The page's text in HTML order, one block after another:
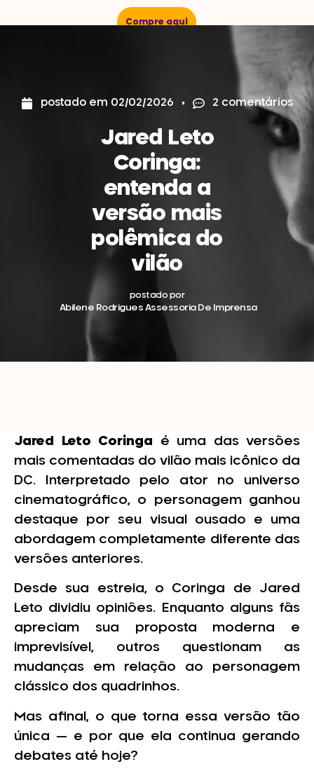
Compre aqui
postado em 02/02/2026 2 comentários
Jared Leto
Coringa:
entenda a
versão mais
polêmica do
vilão
postado por
Abilene Rodrigues Assessoria De Imprensa
Jared Leto Coringa é uma das versões
mais comentadas do vilão mais icônico da
DC. Interpretado pelo ator no universo
cinematográfico, o personagem ganhou
destaque por seu visual ousado e uma
abordagem completamente diferente das
versões anteriores.
Desde sua estreia, o Coringa de Jared
Leto dividiu opiniões. Enquanto alguns fãs
apreciam sua proposta moderna e
imprevisível, outros questionam as
mudanças em relação ao personagem
clássico dos quadrinhos.
Mas afinal, o que torna essa versão tão
única — e por que ela continua gerando
debates até hoje?